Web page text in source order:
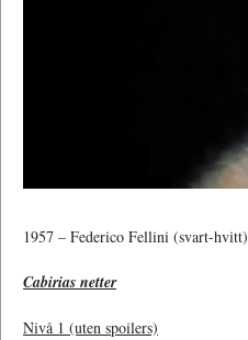
1957 – Federico Fellini (svart-hvitt)
Cabirias netter
Nivå 1 (uten spoilers)